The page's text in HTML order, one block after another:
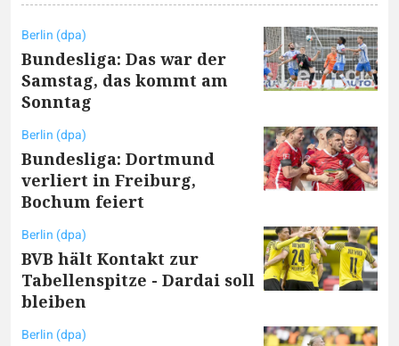
Berlin (dpa)
Bundesliga: Das war der
Samstag, das kommt am
Sonntag
Berlin (dpa)
Bundesliga: Dortmund
verliert in Freiburg,
Bochum feiert
Berlin (dpa)
BVB hält Kontakt zur
Tabellenspitze - Dardai soll
bleiben
Berlin (dpa)